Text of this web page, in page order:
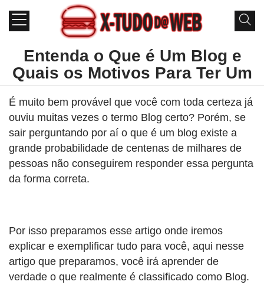
Entenda o Que é Um Blog e
Quais os Motivos Para Ter Um
É muito bem provável que você com toda certeza já
ouviu muitas vezes o termo Blog certo? Porém, se
sair perguntando por aí o que é um blog existe a
grande probabilidade de centenas de milhares de
pessoas não conseguirem responder essa pergunta
da forma correta.
Por isso preparamos esse artigo onde iremos
explicar e exemplificar tudo para você, aqui nesse
artigo que preparamos, você irá aprender de
verdade o que realmente é classificado como Blog.